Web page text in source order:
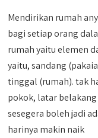
Mendirikan rumah
bagi setiap orang
rumah yaitu elemen
yaitu, sandang
tinggal (rumah). tak
pokok, latar
sesegera boleh jadi
harinya makin naik